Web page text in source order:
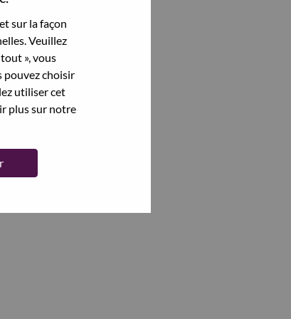
sur la façon
Veuillez
», vous
pouvez choisir
utiliser cet
plus sur notre